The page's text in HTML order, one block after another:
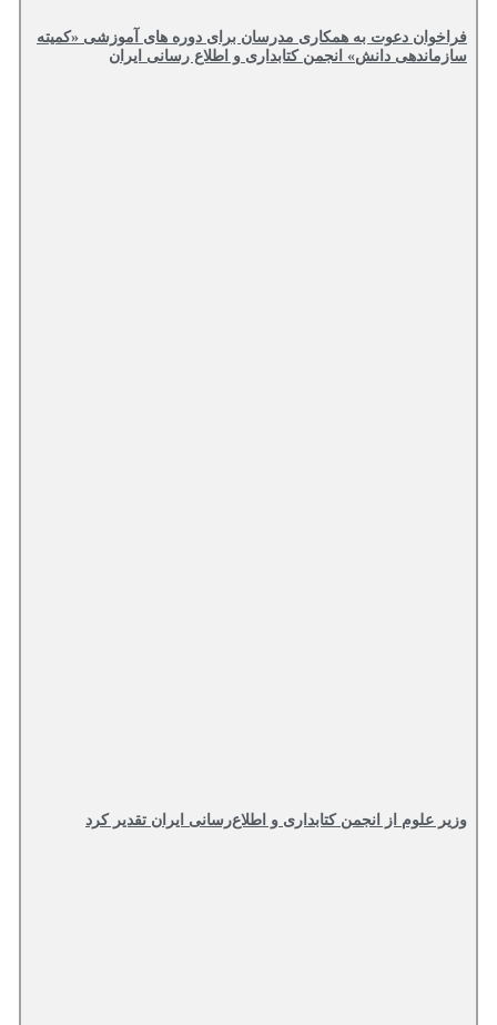
فراخوان دعوت به همکاری مدرسان برای دوره های آموزشی «کمیته
سازماندهی دانش» انجمن کتابداری و اطلاع رسانی ایران
وزیر علوم از انجمن کتابداری و اطلاع‌رسانی ایران تقدیر کرد